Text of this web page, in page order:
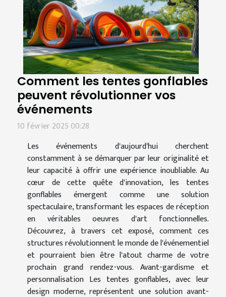
Comment les tentes gonflables
peuvent révolutionner vos
événements
10 février 2025 00:28
Les événements d'aujourd'hui cherchent
constamment à se démarquer par leur originalité et
leur capacité à offrir une expérience inoubliable. Au
cœur de cette quête d'innovation, les tentes
gonflables émergent comme une solution
spectaculaire, transformant les espaces de réception
en véritables oeuvres d'art fonctionnelles.
Découvrez, à travers cet exposé, comment ces
structures révolutionnent le monde de l'événementiel
et pourraient bien être l'atout charme de votre
prochain grand rendez-vous. Avant-gardisme et
personnalisation Les tentes gonflables, avec leur
design moderne, représentent une solution avant-